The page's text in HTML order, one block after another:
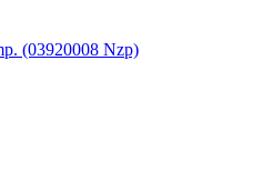
(03920008 Nzp)